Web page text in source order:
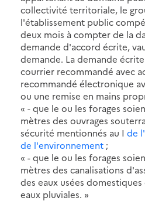
collectivité territoriale, le
l'établissement public
deux mois à compter de la
demande d'accord écrite,
demande. La demande
courrier recommandé avec
recommandé électronique
ou une remise en mains
« - que le ou les forages
mètres des ouvrages
sécurité mentionnés au I de
de l'environnement ;
« - que le ou les forages
mètres des canalisations
des eaux usées
eaux pluviales. »